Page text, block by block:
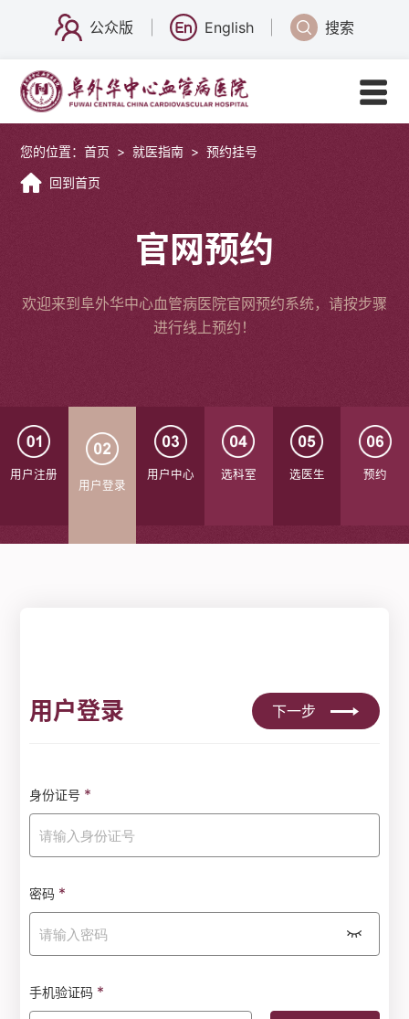
公众版 English 搜索
您的位置：首页 > 就医指南 > 预约挂号
回到首页
官网预约
欢迎来到阜外华中心血管病医院官网预约系统，请按步骤
进行线上预约！
用户注册
用户登录
用户中心 选科室 选医生 预约
用户登录 下一步
身份证号 *
密码 *
手机验证码 *